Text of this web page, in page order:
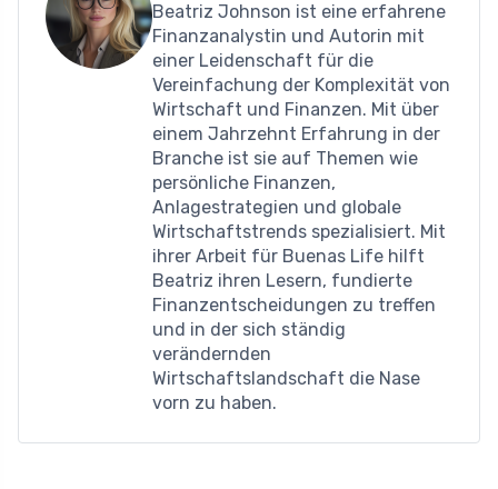
Beatriz Johnson ist eine erfahrene
Finanzanalystin und Autorin mit
einer Leidenschaft für die
Vereinfachung der Komplexität von
Wirtschaft und Finanzen. Mit über
einem Jahrzehnt Erfahrung in der
Branche ist sie auf Themen wie
persönliche Finanzen,
Anlagestrategien und globale
Wirtschaftstrends spezialisiert. Mit
ihrer Arbeit für Buenas Life hilft
Beatriz ihren Lesern, fundierte
Finanzentscheidungen zu treffen
und in der sich ständig
verändernden
Wirtschaftslandschaft die Nase
vorn zu haben.